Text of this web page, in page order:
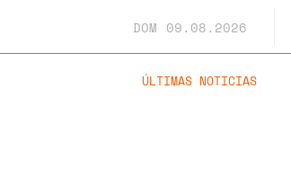
DOM 09.08.2026
ÚLTIMAS NOTICIAS